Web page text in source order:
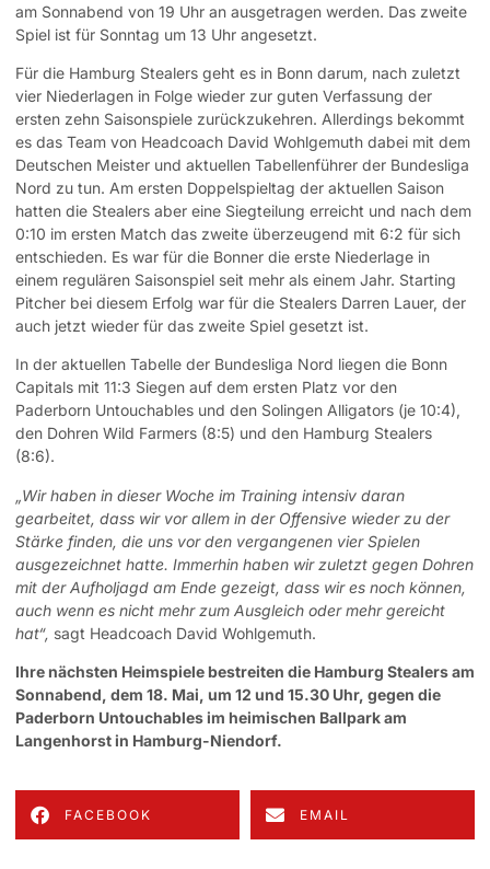
am Sonnabend von 19 Uhr an ausgetragen werden. Das zweite
Spiel ist für Sonntag um 13 Uhr angesetzt.
Für die Hamburg Stealers geht es in Bonn darum, nach zuletzt
vier Niederlagen in Folge wieder zur guten Verfassung der
ersten zehn Saisonspiele zurückzukehren. Allerdings bekommt
es das Team von Headcoach David Wohlgemuth dabei mit dem
Deutschen Meister und aktuellen Tabellenführer der Bundesliga
Nord zu tun. Am ersten Doppelspieltag der aktuellen Saison
hatten die Stealers aber eine Siegteilung erreicht und nach dem
0:10 im ersten Match das zweite überzeugend mit 6:2 für sich
entschieden. Es war für die Bonner die erste Niederlage in
einem regulären Saisonspiel seit mehr als einem Jahr. Starting
Pitcher bei diesem Erfolg war für die Stealers Darren Lauer, der
auch jetzt wieder für das zweite Spiel gesetzt ist.
In der aktuellen Tabelle der Bundesliga Nord liegen die Bonn
Capitals mit 11:3 Siegen auf dem ersten Platz vor den
Paderborn Untouchables und den Solingen Alligators (je 10:4),
den Dohren Wild Farmers (8:5) und den Hamburg Stealers
(8:6).
„Wir haben in dieser Woche im Training intensiv daran
gearbeitet, dass wir vor allem in der Offensive wieder zu der
Stärke finden, die uns vor den vergangenen vier Spielen
ausgezeichnet hatte. Immerhin haben wir zuletzt gegen Dohren
mit der Aufholjagd am Ende gezeigt, dass wir es noch können,
auch wenn es nicht mehr zum Ausgleich oder mehr gereicht
hat“, sagt Headcoach David Wohlgemuth.
Ihre nächsten Heimspiele bestreiten die Hamburg Stealers am
Sonnabend, dem 18. Mai, um 12 und 15.30 Uhr, gegen die
Paderborn Untouchables im heimischen Ballpark am
Langenhorst in Hamburg-Niendorf.
FACEBOOK EMAIL